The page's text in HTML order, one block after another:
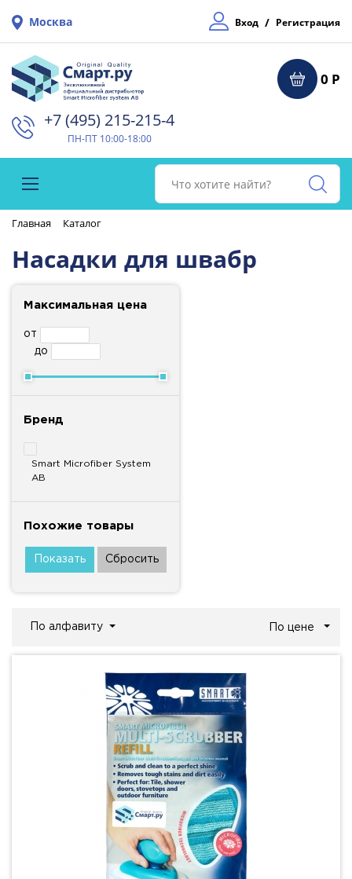
Москва Вход / Регистрация
0 Р
+7 (495) 215-215-4⁠
ПН-ПТ 10:00-18:00
Главная Каталог
Насадки для швабр
Максимальная цена
от
до
Бренд
Smart Microfiber System
AB
Похожие товары
По алфавиту По цене